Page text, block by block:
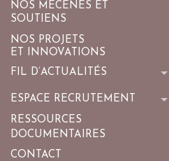
NOS MÉCÈNES ET
SOUTIENS
NOS PROJETS
ET INNOVATIONS
FIL D’ACTUALITÉS
ESPACE RECRUTEMENT
RESSOURCES
DOCUMENTAIRES
CONTACT